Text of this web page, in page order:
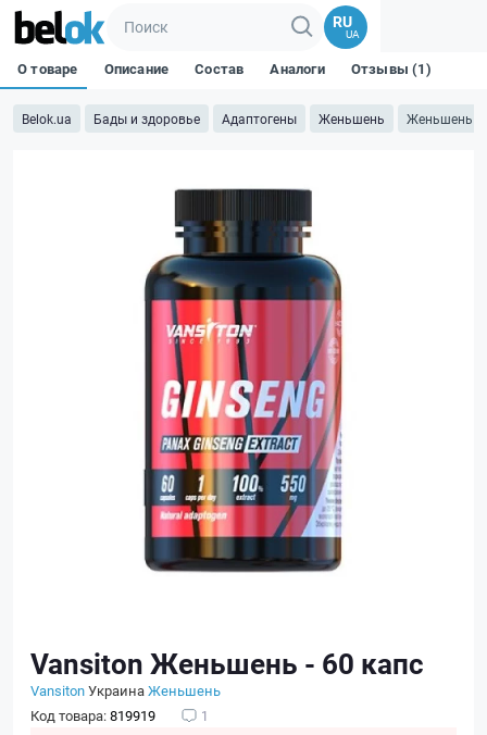
RU
UA
Belok.ua Бады и здоровье Адаптогены Женьшень Женьшень -
О товаре Описание Состав Аналоги Отзывы (1)
Vansiton Женьшень - 60 капс
VansitonУкраинаЖеньшень
Код товара:819919 1